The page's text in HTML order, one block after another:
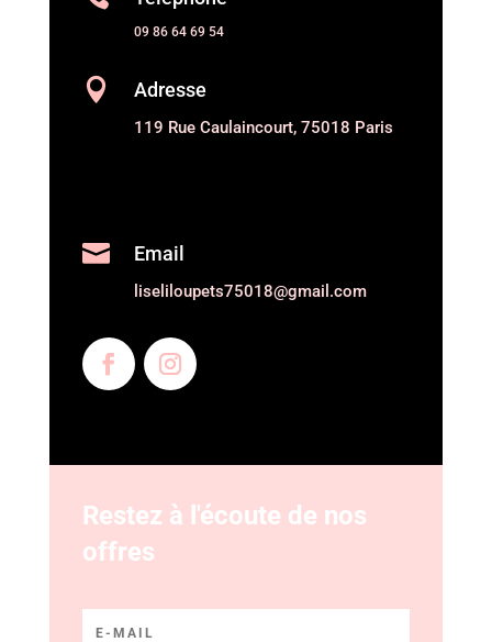
09 86 64 69 54
 Adresse
119 Rue Caulaincourt, 75018 Paris
 Email
liseliloupets75018@gmail.com
Restez à l'écoute de nos
offres